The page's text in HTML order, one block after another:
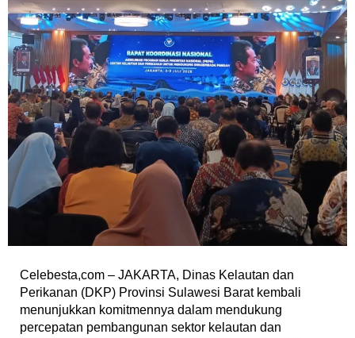
Celebesta,com – JAKARTA, Dinas Kelautan dan
Perikanan (DKP) Provinsi Sulawesi Barat kembali
menunjukkan komitmennya dalam mendukung
percepatan pembangunan sektor kelautan dan